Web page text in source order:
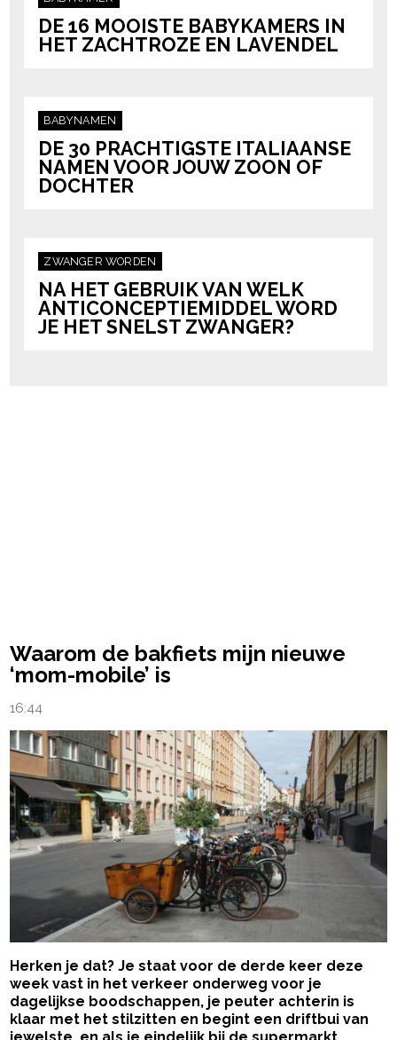
DE 16 MOOISTE BABYKAMERS IN
HET ZACHTROZE EN LAVENDEL
BABYNAMEN
DE 30 PRACHTIGSTE ITALIAANSE
NAMEN VOOR JOUW ZOON OF
DOCHTER
ZWANGER WORDEN
NA HET GEBRUIK VAN WELK
ANTICONCEPTIEMIDDEL WORD
JE HET SNELST ZWANGER?
Waarom de bakfiets mijn nieuwe
‘mom-mobile’ is
16:44
Herken je dat? Je staat voor de derde keer deze
week vast in het verkeer onderweg voor je
dagelijkse boodschappen, je peuter achterin is
klaar met het stilzitten en begint een driftbui van